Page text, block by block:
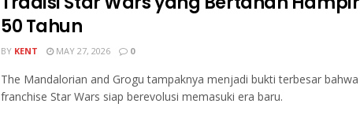
50 Tahun
BY KENT MAY 27, 2026 0
The Mandalorian and Grogu tampaknya menjadi bukti terbesar bahwa
franchise Star Wars siap berevolusi memasuki era baru.